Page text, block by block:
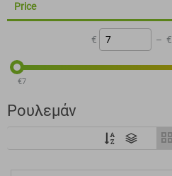
Price
€ – €
‎€7
Ρουλεμάν